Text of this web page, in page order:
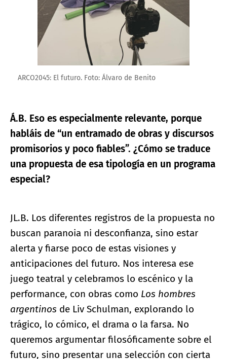
ARCO2045: El futuro. Foto: Álvaro de Benito
Á.B. Eso es especialmente relevante, porque
habláis de “un entramado de obras y discursos
promisorios y poco fiables”. ¿Cómo se traduce
una propuesta de esa tipología en un programa
especial?
JL.B. Los diferentes registros de la propuesta no
buscan paranoia ni desconfianza, sino estar
alerta y fiarse poco de estas visiones y
anticipaciones del futuro. Nos interesa ese
juego teatral y celebramos lo escénico y la
performance, con obras como Los hombres
argentinos de Liv Schulman, explorando lo
trágico, lo cómico, el drama o la farsa. No
queremos argumentar filosóficamente sobre el
futuro, sino presentar una selección con cierta